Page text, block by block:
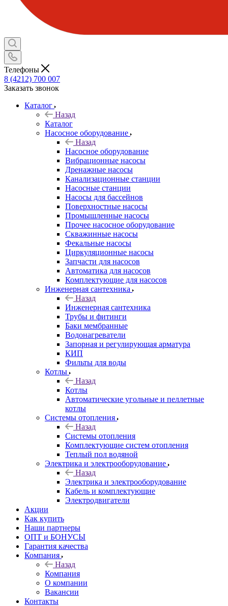
Телефоны
8 (4212) 700 007
Заказать звонок
Каталог
Назад
Каталог
Насосное оборудование
Назад
Насосное оборудование
Вибрационные насосы
Дренажные насосы
Канализационные станции
Насосные станции
Насосы для бассейнов
Поверхностные насосы
Промышленные насосы
Прочее насосное оборудование
Скважинные насосы
Фекальные насосы
Циркуляционные насосы
Запчасти для насосов
Автоматика для насосов
Комплектующие для насосов
Инженерная сантехника
Назад
Инженерная сантехника
Трубы и фитинги
Баки мембранные
Водонагреватели
Запорная и регулирующая арматура
КИП
Фильты для воды
Котлы
Назад
Котлы
Автоматические угольные и пеллетные
котлы
Системы отопления
Назад
Системы отопления
Комплектующие систем отопления
Теплый пол водяной
Электрика и электрооборудование
Назад
Электрика и электрооборудование
Кабель и комплектующие
Электродвигатели
Акции
Как купить
Наши партнеры
ОПТ и БОНУСЫ
Гарантия качества
Компания
Назад
Компания
О компании
Вакансии
Контакты